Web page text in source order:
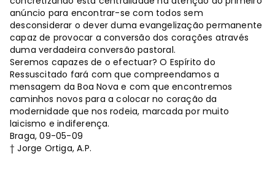
anúncio para encontrar-se com todos sem
desconsiderar o dever duma evangelização permanente
capaz de provocar a conversão dos corações através
duma verdadeira conversão pastoral.
Seremos capazes de o efectuar? O Espírito do
Ressuscitado fará com que compreendamos a
mensagem da Boa Nova e com que encontremos
caminhos novos para a colocar no coração da
modernidade que nos rodeia, marcada por muito
laicismo e indiferença.
Braga, 09-05-09
† Jorge Ortiga, A.P.